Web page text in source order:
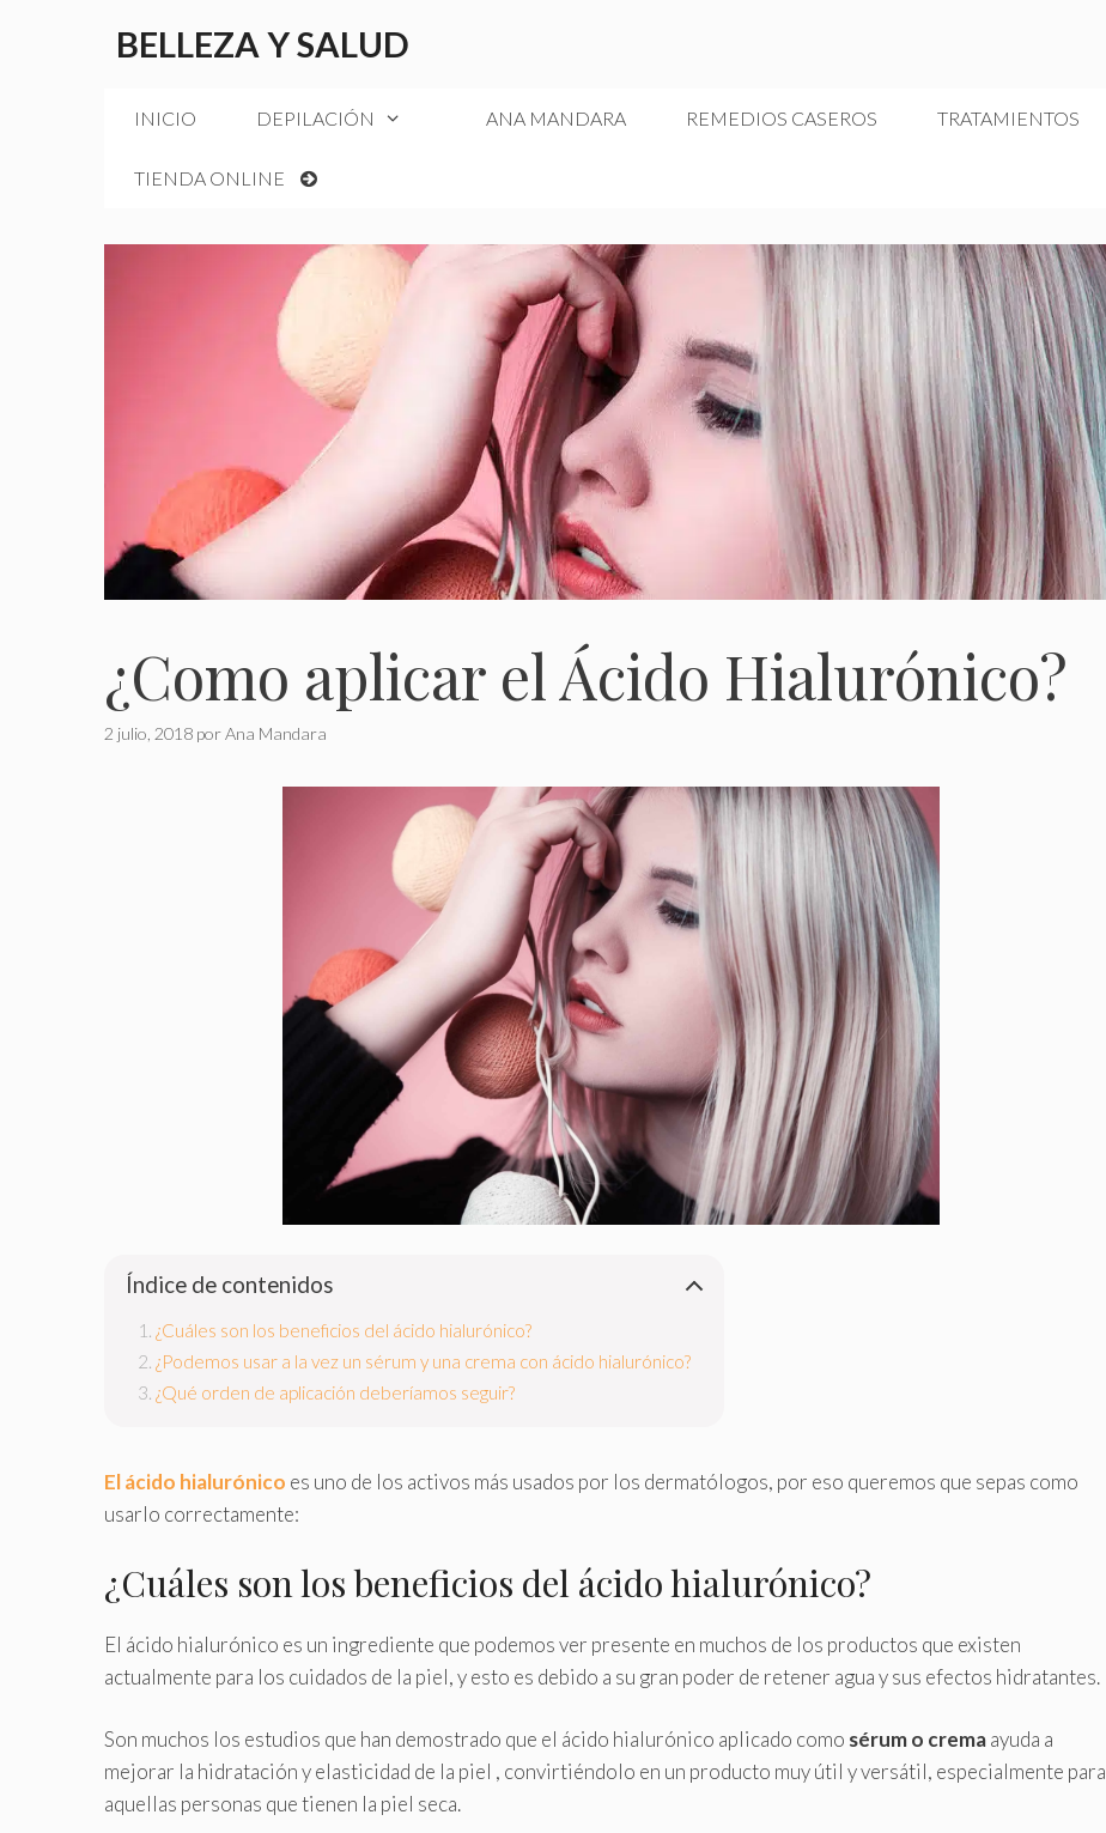
BELLEZA Y SALUD
INICIO DEPILACIÓN ANA MANDARA REMEDIOS CASEROS TRATAMIENTOS
TIENDA ONLINE
¿Como aplicar el Ácido Hialurónico?
2 julio, 2018 porAna Mandara
Índice de contenidos
¿Cuáles son los beneficios del ácido hialurónico?
¿Podemos usar a la vez un sérum y una crema con ácido hialurónico?
¿Qué orden de aplicación deberíamos seguir?
El ácido hialurónico es uno de los activos más usados por los dermatólogos, por eso queremos que sepas como
usarlo correctamente:
¿Cuáles son los beneficios del ácido hialurónico?
El ácido hialurónico es un ingrediente que podemos ver presente en muchos de los productos que existen
actualmente para los cuidados de la piel, y esto es debido a su gran poder de retener agua y sus efectos hidratantes.
Son muchos los estudios que han demostrado que el ácido hialurónico aplicado como sérum o cremaayuda a
mejorar la hidratación y elasticidad de la piel , convirtiéndolo en un producto muy útil y versátil, especialmente para
aquellas personas que tienen la piel seca.